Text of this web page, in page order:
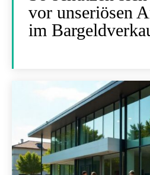
vor unseriösen
im